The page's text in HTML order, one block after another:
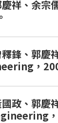
祥、余宗
釋鋒、郭
，
國政、郭
，